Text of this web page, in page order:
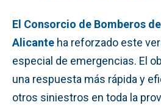
El Consorcio de Bomberos
Alicante ha reforzado este
especial de emergencias. El
una respuesta más rápida y
otros siniestros en toda la